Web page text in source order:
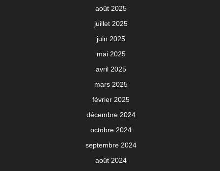
août 2025
juillet 2025
juin 2025
mai 2025
avril 2025
mars 2025
février 2025
décembre 2024
octobre 2024
septembre 2024
août 2024